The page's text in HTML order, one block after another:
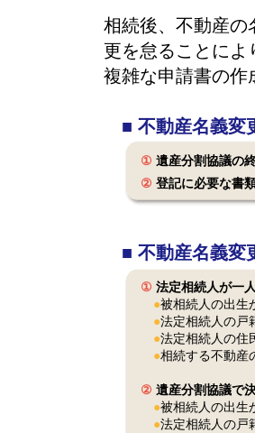
相続後、不動産の
更を怠ることに
複雑な申請書の作
■ 不動産名義変
① 遺産分割協議の
② 登記に必要な書
■ 不動産名義変
① 法定相続人が一
●被相続人の出生
●法定相続人の戸
●法定相続人の住
●相続する不動産
② 遺産分割協議で
●被相続人の出生
●法定相続人の戸